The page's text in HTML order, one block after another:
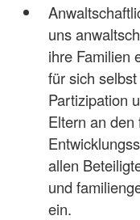
uns
ihre Familien
für sich
Partizipation
Eltern an
allen
und
ein.